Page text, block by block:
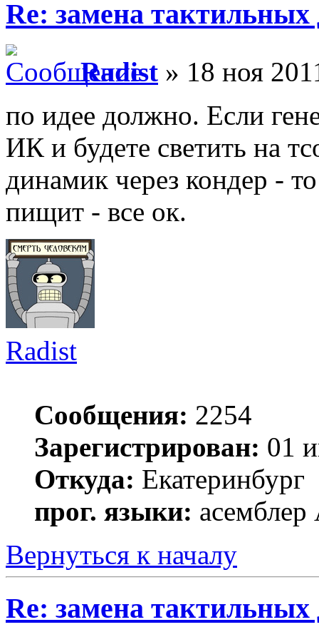
Re: замена тактильных
Radist » 18 ноя
по идее должно. Если
ИК и будете светить на
динамик через кондер -
пищит - все ок.
Radist
Сообщения: 2254
Зарегистрирован: 01
Откуда: Екатеринбург
прог. языки: асемблер
Вернуться к началу
Re: замена тактильных